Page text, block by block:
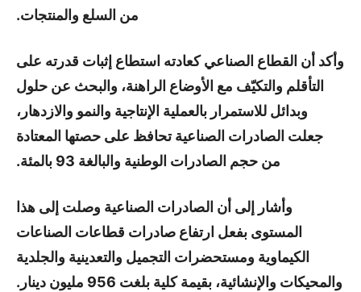
من السلع والمنتجات.
وأكد أن القطاع الصناعي كعادته استطاع إثبات قدرته على
التأقلم والتكيّف مع الأوضاع الراهنة، والبحث عن حلول
وبدائل للاستمرار بالعملية الإنتاجية والنمو والازدهار،
جعلت الصادرات الصناعية تحافظ على حصتها المعتادة
من حجم الصادرات الوطنية والبالغة 93 بالمئة.
وأشار إلى أن الصادرات الصناعية وصلت إلى هذا
المستوى بفعل ارتفاع صادرات قطاعات الصناعات
الكيماوية ومستحضرات التجميل والتعدينية والجلدية
والمحيكات والإنشائية، بقيمة كلية بلغت 956 مليون دينار.